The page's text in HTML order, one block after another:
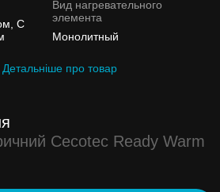
С
Вид нагревательного
элемента
Монолитный
Детальніше про товар
Cecotec Ready Warm